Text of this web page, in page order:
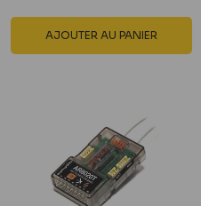
AJOUTER AU PANIER